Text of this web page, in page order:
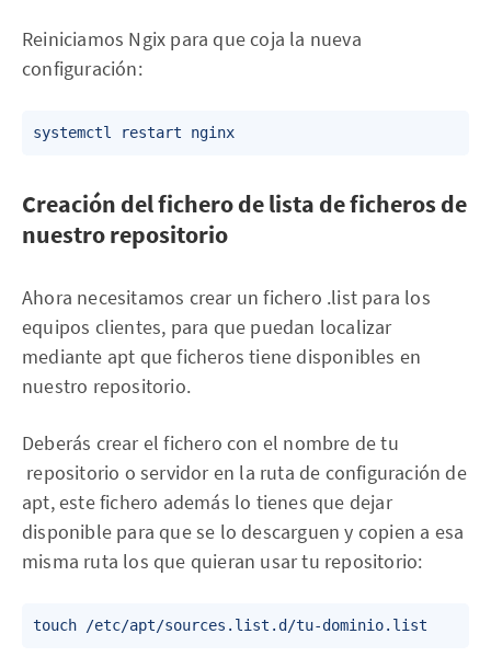
Reiniciamos Ngix para que coja la nueva
configuración:
Crea‌ción del fichero de lista de ficheros de
nuestro repositorio
Ahora necesitamos crear un fichero .list para los
equipos clientes, para que puedan localizar
mediante apt que ficheros tiene disponibles en
nuestro repositorio.
Deberás crear el fichero con el nombre de tu
repositorio o servidor en la ruta de configuración de
apt, este fichero además lo tienes que dejar
disponible para que se lo descarguen y copien a esa
misma ruta los que quieran usar tu repositorio: